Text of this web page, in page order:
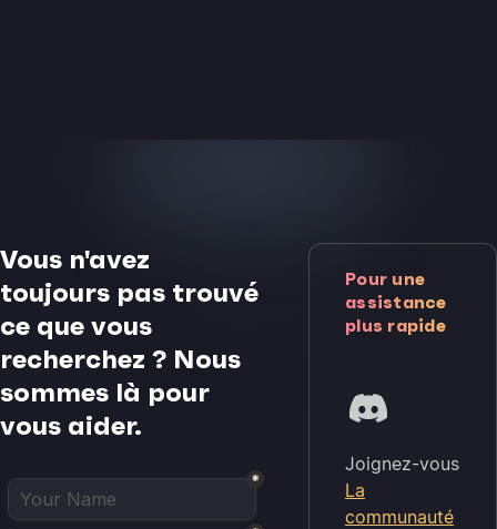
Vous n'avez
toujours pas trouvé
ce que vous
recherchez ? Nous
sommes là pour
vous aider.
Pour une
assistance
plus rapide
Joignez-vous
La
communauté